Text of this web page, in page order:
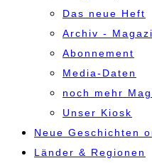
Das neue Heft
Archiv -
Abonnement
Media-Daten
noch mehr
Unser Kiosk
Neue Geschichten
Länder & Regionen